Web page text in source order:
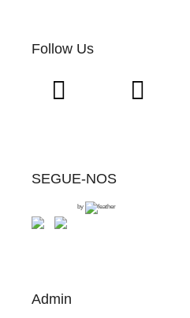
Follow Us
SEGUE-NOS
by
Admin